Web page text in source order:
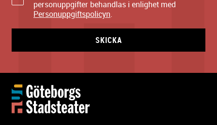
personuppgifter behandlas i enlighet med
Personuppgiftspolicyn.
SKICKA